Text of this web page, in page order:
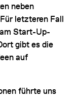
neben
letzteren Fall
Start-Up-
gibt es die
auf
führte uns